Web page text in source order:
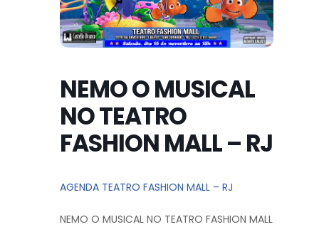
NEMO O MUSICAL
NO TEATRO
FASHION MALL – RJ
AGENDA TEATRO FASHION MALL – RJ
NEMO O MUSICAL NO TEATRO FASHION MALL